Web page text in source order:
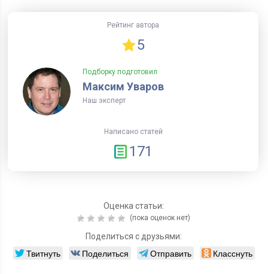
Рейтинг автора
5
Подборку подготовил
Максим Уваров
Наш эксперт
Написано статей
171
Оценка статьи:
(пока оценок нет)
Поделиться с друзьями:
Твитнуть Поделиться Отправить Класснуть